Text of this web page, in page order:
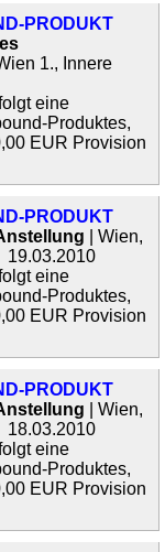
PRODUKT
1., Innere
eine
Produktes,
EUR Provision
PRODUKT
| Wien,
19.03.2010
eine
Produktes,
EUR Provision
PRODUKT
| Wien,
18.03.2010
eine
Produktes,
EUR Provision